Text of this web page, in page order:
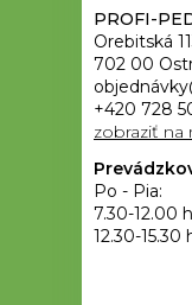
PROFI-
Orebitská
702 00
+420 728
zobraziť na
Po - Pia:
7.30-12.00
12.30-15.30